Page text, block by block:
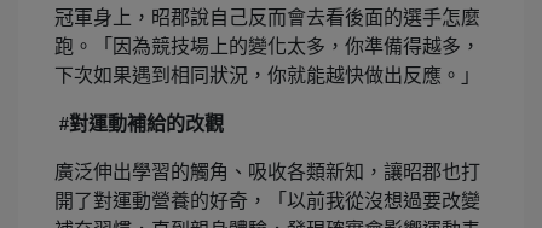
冠軍身上，昭郡說自己反而會去看後面的選手怎麼
跑。「因為競技場上的變化太多，你準備得越多，
下次如果遇到相同狀況，你就能越快做出反應。」
#對運動補給的改觀
廣泛伸出學習的觸角、吸收各類新知，讓昭郡也打
開了對運動營養的好奇，「以前我從沒想過要改變